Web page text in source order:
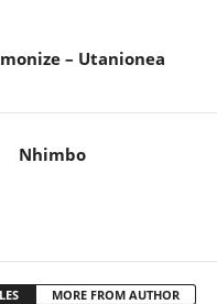
– Utanionea
Nhimbo
MORE FROM AUTHOR